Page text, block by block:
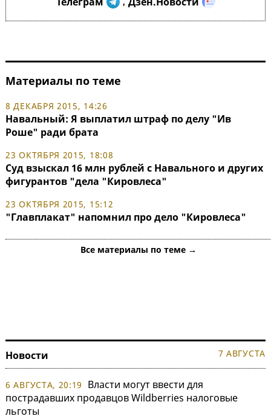
Материалы по теме
8 ДЕКАБРЯ 2015, 14:26
Навальный: Я выплатил штраф по делу "Ив
Роше" ради брата
23 ОКТЯБРЯ 2015, 18:08
Суд взыскал 16 млн рублей с Навального и других
фигурантов "дела "Кировлеса"
23 ОКТЯБРЯ 2015, 15:12
"Главплакат" напомнил про дело "Кировлеса"
Все материалы по теме →
Новости 7 АВГУСТА
6 АВГУСТА, 20:19
Власти могут ввести для
пострадавших продавцов Wildberries налоговые
льготы